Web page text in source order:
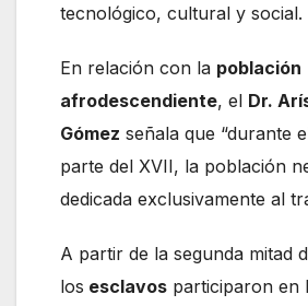
tecnológico, cultural y social.
En relación con la población
afrodescendiente, el Dr.
Gómez señala que “durante
parte del XVII, la población
dedicada exclusivamente al
A partir de la segunda mitad
los esclavos participaron en